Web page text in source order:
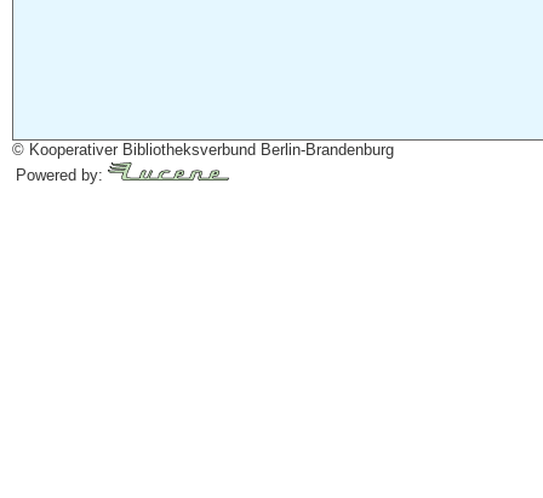
© Kooperativer Bibliotheksverbund Berlin-Brandenburg
Powered by: